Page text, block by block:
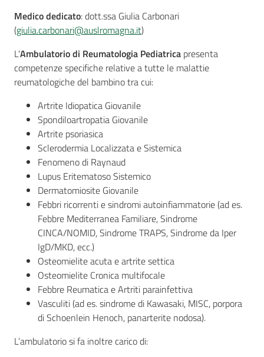
Seguici
su
Medico dedicato: dott.ssa Giulia Carbonari
(giulia.carbonari@auslromagna.it)
L'Ambulatorio di Reumatologia Pediatrica presenta
competenze specifiche relative a tutte le malattie
reumatologiche del bambino tra cui:
Artrite Idiopatica Giovanile
Spondiloartropatia Giovanile
Artrite psoriasica
Sclerodermia Localizzata e Sistemica
Fenomeno di Raynaud
Lupus Eritematoso Sistemico
Dermatomiosite Giovanile
Febbri ricorrenti e sindromi autoinfiammatorie (ad es.
Febbre Mediterranea Familiare, Sindrome
CINCA/NOMID, Sindrome TRAPS, Sindrome da Iper
IgD/MKD, ecc.)
Osteomielite acuta e artrite settica
Osteomielite Cronica multifocale
Febbre Reumatica e Artriti parainfettiva
Vasculiti (ad es. sindrome di Kawasaki, MISC, porpora
di Schoenlein Henoch, panarterite nodosa).
L’ambulatorio si fa inoltre carico di: